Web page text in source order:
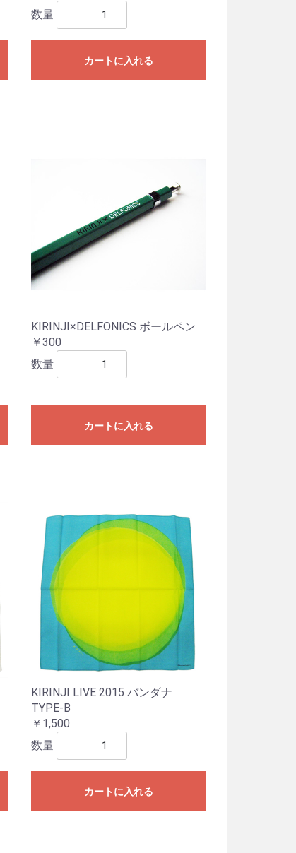
数量
カートに入れる
KIRINJI×DELFONICS ボールペン
￥300
数量
カートに入れる
KIRINJI LIVE 2015 バンダナ
TYPE-B
￥1,500
数量
カートに入れる